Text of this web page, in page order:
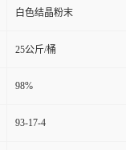
白色结晶粉末
25公斤/桶
98%
93-17-4